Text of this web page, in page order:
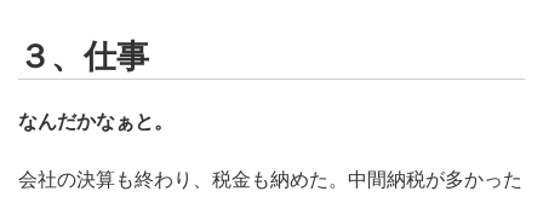
３、仕事
なんだかなぁと。
会社の決算も終わり、税金も納めた。中間納税が多かった